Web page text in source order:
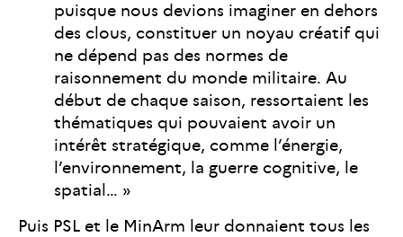
puisque nous devions imaginer en dehors
des clous, constituer un noyau créatif qui
ne dépend pas des normes de
raisonnement du monde militaire. Au
début de chaque saison, ressortaient les
thématiques qui pouvaient avoir un
intérêt stratégique, comme l’énergie,
l’environnement, la guerre cognitive, le
spatial… »
Puis PSL et le MinArm leur donnaient tous les